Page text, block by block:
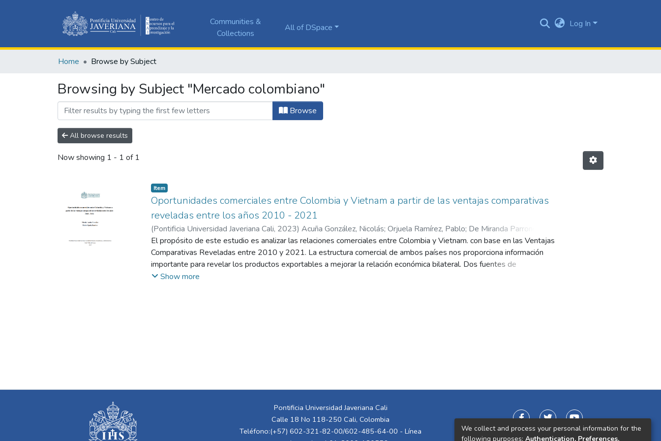
Communities &
Collections
All of DSpace Log In
Home Browse by Subject
Browsing by Subject "Mercado colombiano"
Browse
All browse results
Now showing 1 - 1 of 1
Item
Oportunidades comerciales entre Colombia y Vietnam a partir de las ventajas comparativas
reveladas entre los años 2010 - 2021
(Pontificia Universidad Javeriana Cali, 2023) Acuña González, Nicolás; Orjuela Ramírez, Pablo; De Miranda Parrondo,
Mauricio
El propósito de este estudio es analizar las relaciones comerciales entre Colombia y Vietnam. con base en las Ventajas
Comparativas Reveladas entre 2010 y 2021. La estructura comercial de ambos países nos proporciona información
importante para revelar los productos exportables a mejorar la relación económica bilateral. Dos fuentes de
estadísticas oficiales, Estadísticas Comerciales para el Desarrollo de Negocios Internacionales (Trademap) y
Show more
Pontificia Universidad Javeriana Cali
Calle 18 No 118-250 Cali, Colombia
Teléfono:(+57) 602-321-82-00/602-485-64-00 - Línea
We collect and process your personal information for the
following purposes: Authentication, Preferences,